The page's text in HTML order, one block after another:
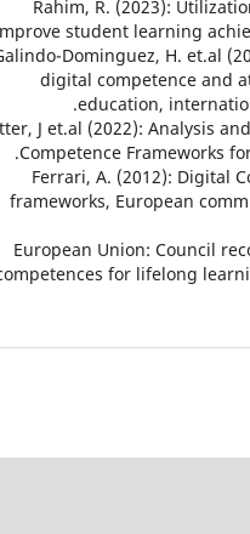
24. Rahim, R. (2023):
student learning
Galindo-Dominguez, H. et.al
digital competence and
education,
J et.al (2022): Analysis
Competence Frameworks
27. Ferrari, A. (2012):
frameworks, European
28. European Union: Council
for lifelong